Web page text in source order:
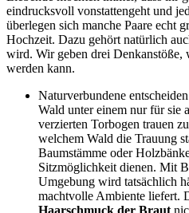
eindrucksvoll vonstattengeht und
überlegen sich manche Paare echt
Hochzeit. Dazu gehört natürlich
wird. Wir geben drei Denkanstöße,
werden kann.
Naturverbundene
Wald unter einem nur für sie
verzierten Torbogen trauen
welchem Wald die Trauung
Baumstämme oder
Sitzmöglichkeit dienen. Mit
Umgebung wird tatsächlich
machtvolle Ambiente liefert.
Haarschmuck der Braut